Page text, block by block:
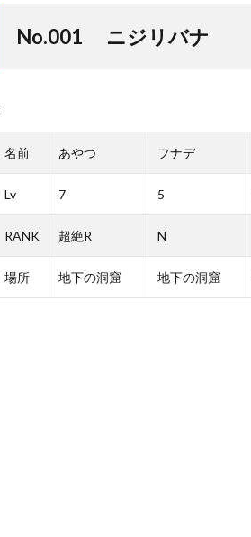
No.001 ニジリバナ
名前 あやつ フナデ
Lv 7 5
RANK 超絶R N
場所 地下の洞窟 地下の洞窟